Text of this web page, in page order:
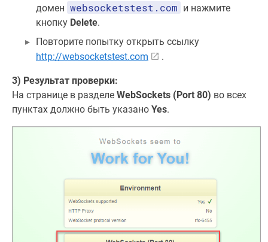
домен websocketstest.com и нажмите
кнопку Delete.
Повторите попытку открыть ссылку
http://websocketstest.com
.
3) Результат проверки:
На странице в разделе WebSockets (Port 80) во всех
пунктах должно быть указано Yes.